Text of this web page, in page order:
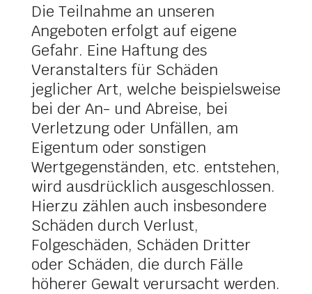
Die Teilnahme an unseren
Angeboten erfolgt auf eigene
Gefahr. Eine Haftung des
Veranstalters für Schäden
jeglicher Art, welche beispielsweise
bei der An- und Abreise, bei
Verletzung oder Unfällen, am
Eigentum oder sonstigen
Wertgegenständen, etc. entstehen,
wird ausdrücklich ausgeschlossen.
Hierzu zählen auch insbesondere
Schäden durch Verlust,
Folgeschäden, Schäden Dritter
oder Schäden, die durch Fälle
höherer Gewalt verursacht werden.